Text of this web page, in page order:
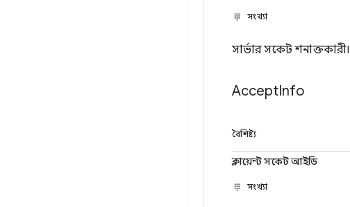
সংখ্যা
সার্ভার সকেট শনাক্তকারী।
AcceptInfo
বৈশিষ্ট্য
ক্লায়েন্ট সকেট আইডি
সংখ্যা